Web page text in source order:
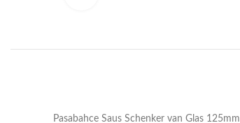
Pasabahce Saus Schenker van Glas 125mm